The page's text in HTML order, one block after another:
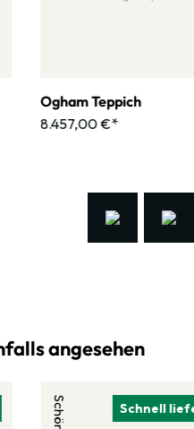
Ogham Teppich
8.457,00 €*
angesehen
Schnell